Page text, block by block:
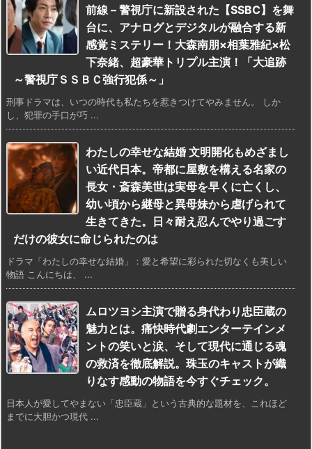
前線 – 警視庁に新設された【SSBC】を舞
台に、アナログとデジタルが融合する新
感覚ミステリー！大森南朋×相葉雅紀×松
下奈緒、超豪華トリプル主演！「大追跡
～警視庁ＳＳＢＣ強行犯係～」
刑事ドラマは、いつの時代も私たちを惹きつけてやみません。 しか
し、犯罪の手口が巧 ...
わたしの幸せな結婚 文明開化もめざまし
い近代日本。帝都に屋敷を構える名家の
長女・斎森美世は実母を早くに亡くし、
幼い頃から継母と異母妹から虐げられて
生きてきた。日々耐え忍んでやり過ごす
だけの彼女に命じられたのは
ドラマ「わたしの幸せな結婚」：愛と希望に彩られた切なくも美しい
物語 こんにちは、 ...
ムロツヨシ主演で贈る身代わり忠臣蔵の
魅力とは。痛快時代劇エンターテインメ
ントの笑いと涙、そして現代に通じる魂
の救済を徹底解説。珠玉のキャストが織
りなす感動の物語を今すぐチェック。
日本人が愛してやまない「忠臣蔵」という古典的な題材を、これほど
までに大胆かつ現代 ...